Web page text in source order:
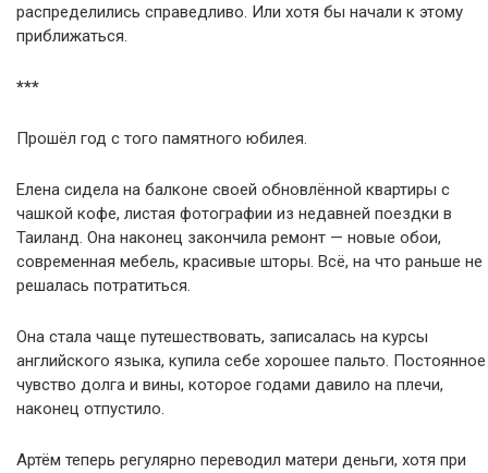
распределились справедливо. Или хотя бы начали к этому
приближаться.
***
Прошёл год с того памятного юбилея.
Елена сидела на балконе своей обновлённой квартиры с
чашкой кофе, листая фотографии из недавней поездки в
Таиланд. Она наконец закончила ремонт — новые обои,
современная мебель, красивые шторы. Всё, на что раньше не
решалась потратиться.
Она стала чаще путешествовать, записалась на курсы
английского языка, купила себе хорошее пальто. Постоянное
чувство долга и вины, которое годами давило на плечи,
наконец отпустило.
Артём теперь регулярно переводил матери деньги, хотя при